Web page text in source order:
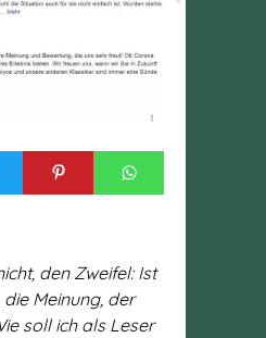
den Zweifel: Ist
Meinung, der
soll ich als Leser